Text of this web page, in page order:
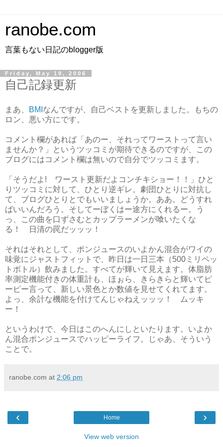
ranobe.com
言葉もない日記のblogger版
Friday, May 19, 2006
自己記録更新
まあ、 BMI なんですが、自己ベストを更新しました。もちの
ロン、悪い方にです。
コメント欄があれば「あのー、それってワーストって言い
ませんか？」というツッコミが期待できるのですが、この
ブログにはコメント欄は無いので自分でツッコミます。
「そうだよ! ワースト更新だよコンチキショー！！」ひと
りツッコミに対して、ひとり逆ギレ。劇団ひとりに対抗し
て、ブログひとりとでもいいましょうか。ああ。どうすれ
ばいいんだろう。そしてーぼくはー途方にくれるー。う
っ、この曲を口ずさむとカップラーメンが喰いたくな
る！ 日清の罠だッッッ！
それはそれとして、ポンジュースのいよかん混合がワイの
味覚にジャストフィットで、昨日は一日三本（500ミリペッ
トボトル）飲みました。すべてが輝いて見えます。体脂肪
率測定機能付きの体重計も、ほぉら、きらきらと輝いてピ
ーピー言って、新しい景色とか数値を見せてくれてます。
よっ、余計な機能を付けてんじゃねえッッッ！ ムッキ
ー！
というわけで、今日はこのへんにしといたります。いよか
ん混合ポンジュースでハッピーライフ。じゃあ、そういう
ことで。
ranobe.com at 2:06 pm
‹ ›
Home
View web version